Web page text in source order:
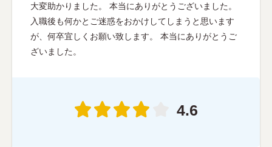
大変助かりました。 本当にありがとうございました。
入職後も何かとご迷惑をおかけしてしまうと思います
が、何卒宜しくお願い致します。 本当にありがとうご
ざいました。
4.6